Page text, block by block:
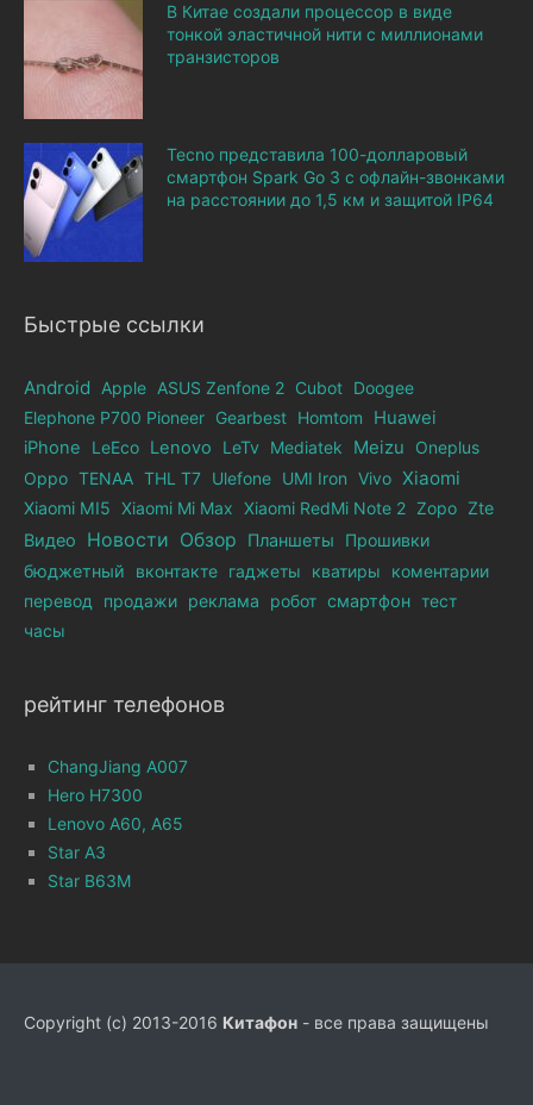
В Китае создали процессор в виде
тонкой эластичной нити с миллионами
транзисторов
Tecno представила 100-долларовый
смартфон Spark Go 3 с офлайн-звонками
на расстоянии до 1,5 км и защитой IP64
Быстрые ссылки
Android Apple ASUS Zenfone 2 Cubot Doogee
Elephone Р700 Pioneer Gearbest Homtom
Huawei
iPhone
LeEco Lenovo LeTv Mediatek Meizu
Oneplus
Oppo TENAA THL T7 Ulefone UMI Iron Vivo Xiaomi
Xiaomi MI5 Xiaomi Mi Max Xiaomi RedMi Note 2 Zopo Zte
Видео Новости Обзор Планшеты
Прошивки
бюджетный
вконтакте гаджеты кватиры
коментарии
перевод
продажи реклама робот смартфон тест
часы
рейтинг телефонов
ChangJiang A007
Hero H7300
Lenovo A60, A65
Star A3
Star B63M
Copyright (c) 2013-2016 Китафон - все права защищены